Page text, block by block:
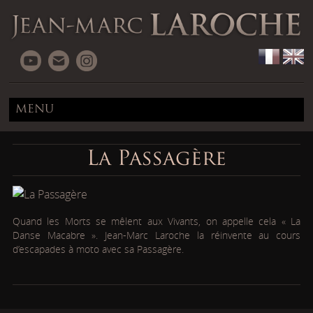
MENU
La Passagère
Quand les Morts se mêlent aux Vivants, on appelle cela « La
Danse Macabre ». Jean-Marc Laroche la réinvente au cours
d’escapades à moto avec sa Passagère.